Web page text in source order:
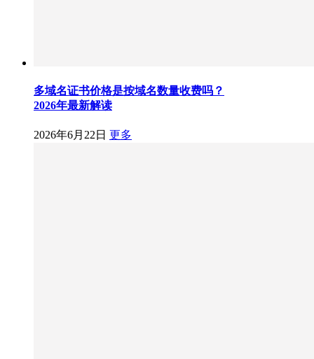
多域名证书价格是按域名数量收费吗？
2026年最新解读
2026年6月22日 更多